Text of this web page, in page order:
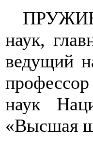
наук,
ведущий
наук
«Высшая